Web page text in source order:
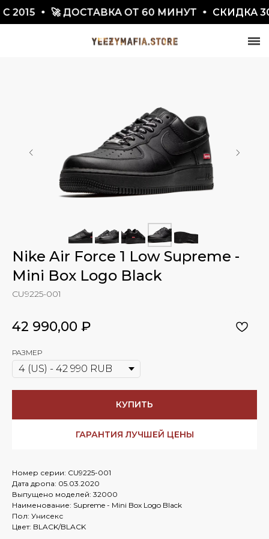
🚀 ДОСТАВКА ОТ 60 МИНУТ СКИДКА
ПО ПРОМОКОДУ BLACKFRIDAY
Nike Air Force 1 Low Supreme -
Mini Box Logo Black
CU9225-001
42 990,00 ₽
РАЗМЕР
КУПИТЬ
ГАРАНТИЯ ЛУЧШЕЙ ЦЕНЫ
Номер серии: CU9225-001
Дата дропа: 05.03.2020
Выпущено моделей: 32000
Наименование: Supreme - Mini Box Logo Black
Пол: Унисекс
Цвет: BLACK/BLACK